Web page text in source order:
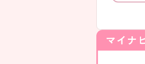
★教育バ